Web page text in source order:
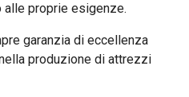
alle proprie esigenze.
garanzia di eccellenza
produzione di attrezzi